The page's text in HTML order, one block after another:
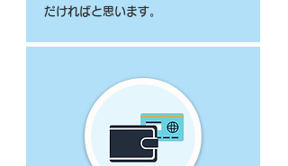
だければと思います。